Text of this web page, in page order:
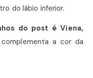
do lábio inferior.
do post é Viena,
a cor da